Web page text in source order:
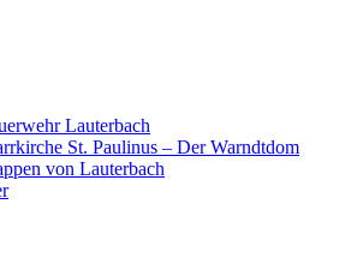
Lauterbach
St. Paulinus – Der Warndtdom
von Lauterbach